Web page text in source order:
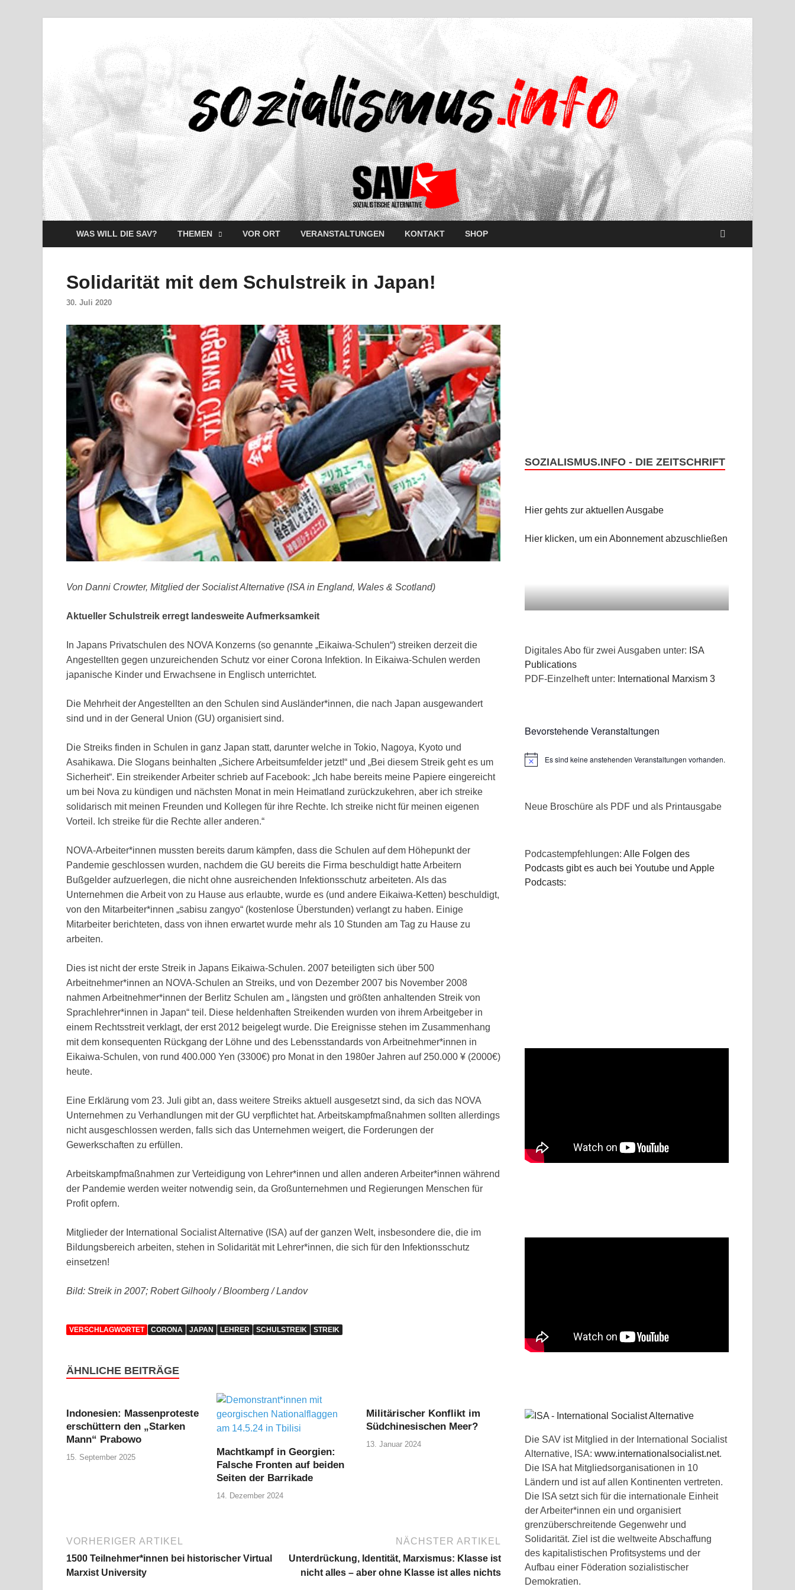
WAS WILL DIE SAV? THEMEN VOR ORT VERANSTALTUNGEN KONTAKT SHOP
Solidarität mit dem Schulstreik in Japan!
30. Juli 2020
Von Danni Crowter, Mitglied der Socialist Alternative (ISA in England, Wales & Scotland)
Aktueller Schulstreik erregt landesweite Aufmerksamkeit
In Japans Privatschulen des NOVA Konzerns (so genannte „Eikaiwa-Schulen“) streiken derzeit die
Angestellten gegen unzureichenden Schutz vor einer Corona Infektion. In Eikaiwa-Schulen werden
japanische Kinder und Erwachsene in Englisch unterrichtet.
Die Mehrheit der Angestellten an den Schulen sind Ausländer*innen, die nach Japan ausgewandert
sind und in der General Union (GU) organisiert sind.
Die Streiks finden in Schulen in ganz Japan statt, darunter welche in Tokio, Nagoya, Kyoto und
Asahikawa. Die Slogans beinhalten „Sichere Arbeitsumfelder jetzt!“ und „Bei diesem Streik geht es um
Sicherheit“. Ein streikender Arbeiter schrieb auf Facebook: „Ich habe bereits meine Papiere eingereicht
um bei Nova zu kündigen und nächsten Monat in mein Heimatland zurückzukehren, aber ich streike
solidarisch mit meinen Freunden und Kollegen für ihre Rechte. Ich streike nicht für meinen eigenen
Vorteil. Ich streike für die Rechte aller anderen.“
NOVA-Arbeiter*innen mussten bereits darum kämpfen, dass die Schulen auf dem Höhepunkt der
Pandemie geschlossen wurden, nachdem die GU bereits die Firma beschuldigt hatte Arbeitern
Bußgelder aufzuerlegen, die nicht ohne ausreichenden Infektionsschutz arbeiteten. Als das
Unternehmen die Arbeit von zu Hause aus erlaubte, wurde es (und andere Eikaiwa-Ketten) beschuldigt,
von den Mitarbeiter*innen „sabisu zangyo“ (kostenlose Überstunden) verlangt zu haben. Einige
Mitarbeiter berichteten, dass von ihnen erwartet wurde mehr als 10 Stunden am Tag zu Hause zu
arbeiten.
Dies ist nicht der erste Streik in Japans Eikaiwa-Schulen. 2007 beteiligten sich über 500
Arbeitnehmer*innen an NOVA-Schulen an Streiks, und von Dezember 2007 bis November 2008
nahmen Arbeitnehmer*innen der Berlitz Schulen am „ längsten und größten anhaltenden Streik von
Sprachlehrer*innen in Japan“ teil. Diese heldenhaften Streikenden wurden von ihrem Arbeitgeber in
einem Rechtsstreit verklagt, der erst 2012 beigelegt wurde. Die Ereignisse stehen im Zusammenhang
mit dem konsequenten Rückgang der Löhne und des Lebensstandards von Arbeitnehmer*innen in
Eikaiwa-Schulen, von rund 400.000 Yen (3300€) pro Monat in den 1980er Jahren auf 250.000 ¥ (2000€)
heute.
Eine Erklärung vom 23. Juli gibt an, dass weitere Streiks aktuell ausgesetzt sind, da sich das NOVA
Unternehmen zu Verhandlungen mit der GU verpflichtet hat. Arbeitskampfmaßnahmen sollten allerdings
nicht ausgeschlossen werden, falls sich das Unternehmen weigert, die Forderungen der
Gewerkschaften zu erfüllen.
Arbeitskampfmaßnahmen zur Verteidigung von Lehrer*innen und allen anderen Arbeiter*innen während
der Pandemie werden weiter notwendig sein, da Großunternehmen und Regierungen Menschen für
Profit opfern.
Mitglieder der International Socialist Alternative (ISA) auf der ganzen Welt, insbesondere die, die im
Bildungsbereich arbeiten, stehen in Solidarität mit Lehrer*innen, die sich für den Infektionsschutz
einsetzen!
Bild: Streik in 2007; Robert Gilhooly / Bloomberg / Landov
VERSCHLAGWORTET CORONA JAPAN LEHRER SCHULSTREIK STREIK
ÄHNLICHE BEITRÄGE
Indonesien: Massenproteste
erschüttern den „Starken
Mann“ Prabowo
15. September 2025
Machtkampf in Georgien:
Falsche Fronten auf beiden
Seiten der Barrikade
14. Dezember 2024
Militärischer Konflikt im
Südchinesischen Meer?
13. Januar 2024
VORHERIGER ARTIKEL
1500 Teilnehmer*innen bei historischer Virtual
Marxist University
NÄCHSTER ARTIKEL
Unterdrückung, Identität, Marxismus: Klasse ist
nicht alles – aber ohne Klasse ist alles nichts
SOZIALISMUS.INFO - DIE ZEITSCHRIFT
Hier gehts zur aktuellen Ausgabe
Hier klicken, um ein Abonnement abzuschließen
Digitales Abo für zwei Ausgaben unter: ISA
Publications
PDF-Einzelheft unter: International Marxism 3
Bevorstehende Veranstaltungen
HinweisEs sind keine anstehenden Veranstaltungen vorhanden.
Neue Broschüre als PDF und als Printausgabe
Podcastempfehlungen:Alle Folgen des
Podcasts gibt es auch bei Youtube und Apple
Podcasts:
Die SAV ist Mitglied in der International Socialist
Alternative, ISA:www.internationalsocialist.net.
Die ISA hat Mitgliedsorganisationen in 10
Ländern und ist auf allen Kontinenten vertreten.
Die ISA setzt sich für die internationale Einheit
der Arbeiter*innen ein und organisiert
grenzüberschreitende Gegenwehr und
Solidarität. Ziel ist die weltweite Abschaffung
des kapitalistischen Profitsystems und der
Aufbau einer Föderation sozialistischer
Demokratien.